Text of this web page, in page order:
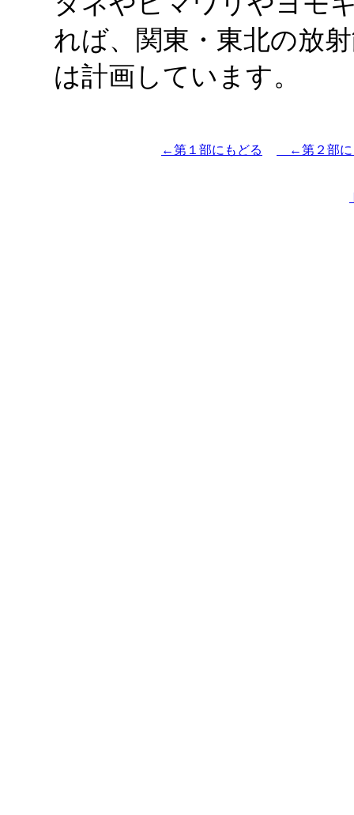
れば、関東・東北の放
は計画し
←第１部にもどる ←第２部に